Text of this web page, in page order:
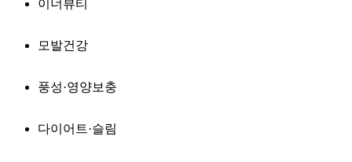
이너뷰티
모발건강
풍성·영양보충
다이어트·슬림